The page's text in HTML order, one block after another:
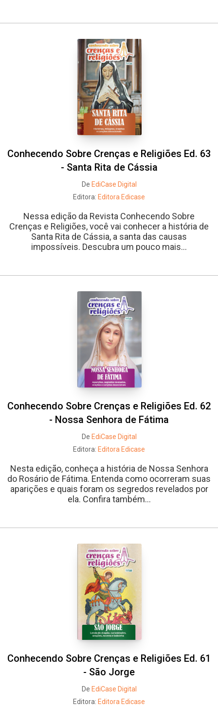
Conhecendo Sobre Crenças e Religiões Ed. 63
- Santa Rita de Cássia
De EdiCase Digital
Editora: Editora Edicase
Nessa edição da Revista Conhecendo Sobre
Crenças e Religiões, você vai conhecer a história de
Santa Rita de Cássia, a santa das causas
impossíveis. Descubra um pouco mais...
Conhecendo Sobre Crenças e Religiões Ed. 62
- Nossa Senhora de Fátima
De EdiCase Digital
Editora: Editora Edicase
Nesta edição, conheça a história de Nossa Senhora
do Rosário de Fátima. Entenda como ocorreram suas
aparições e quais foram os segredos revelados por
ela. Confira também...
Conhecendo Sobre Crenças e Religiões Ed. 61
- São Jorge
De EdiCase Digital
Editora: Editora Edicase